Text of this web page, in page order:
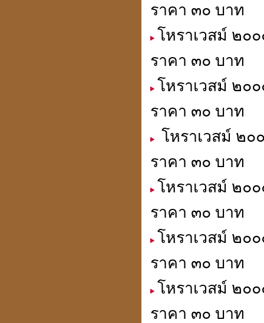
ราคา ๓๐ บาท
โหราเวสม์ ๒๐
ราคา ๓๐ บาท
โหราเวสม์ ๒
ราคา ๓๐ บาท
โหราเวสม์ ๒
ราคา ๓๐ บาท
โหราเวสม์ ๒
ราคา ๓๐ บาท
โหราเวสม์ ๒
ราคา ๓๐ บาท
โหราเวสม์ ๒
ราคา ๓๐ บาท